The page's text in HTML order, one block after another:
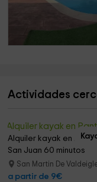
Actividades
Alquiler kayak en
San Juan 60 minutos
San Martin De
a partir de 9€